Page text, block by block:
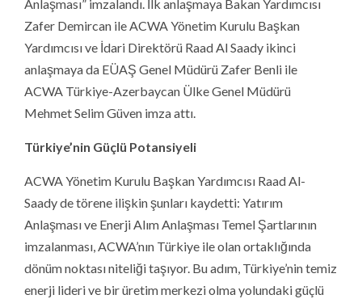
Anlaşması” imzalandı. İlk anlaşmaya Bakan Yardımcısı
Zafer Demircan ile ACWA Yönetim Kurulu Başkan
Yardımcısı ve İdari Direktörü Raad Al Saady ikinci
anlaşmaya da EÜAŞ Genel Müdürü Zafer Benli ile
ACWA Türkiye-Azerbaycan Ülke Genel Müdürü
Mehmet Selim Güven imza attı.
Türkiye’nin Güçlü Potansiyeli
ACWA Yönetim Kurulu Başkan Yardımcısı Raad Al-
Saady de törene ilişkin şunları kaydetti: Yatırım
Anlaşması ve Enerji Alım Anlaşması Temel Şartlarının
imzalanması, ACWA’nın Türkiye ile olan ortaklığında
dönüm noktası niteliği taşıyor. Bu adım, Türkiye’nin temiz
enerji lideri ve bir üretim merkezi olma yolundaki güçlü